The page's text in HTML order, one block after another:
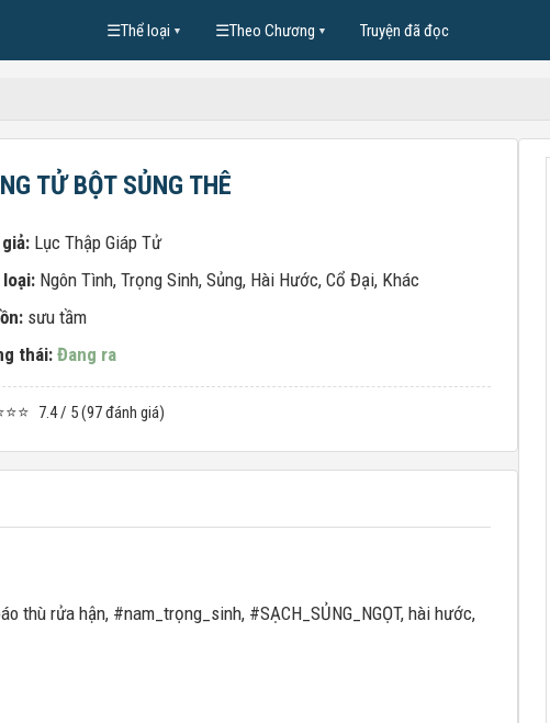
☰Thể loại ▼ ☰Theo Chương ▼ Truyện đã đọc
TỬ BỘT SỦNG THÊ
Lục Thập Giáp Tử
loại: Ngôn Tình, Trọng Sinh, Sủng, Hài Hước, Cổ Đại, Khác
sưu tầm
thái: Đang ra
7.4 / 5 (97 đánh giá)
thù rửa hận, #nam_trọng_sinh, #SẠCH_SỦNG_NGỌT, hài hước,